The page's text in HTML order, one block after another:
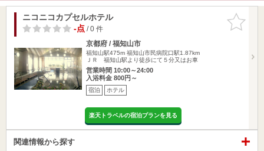
お気に入
りに追加
ニコニコカプセルホテル
-点/ 0 件
京都府 / 福知山市
福知山駅475m 福知山市民病院口駅1.87km
ＪＲ 福知山駅より徒歩にて５分又はお車
営業時間 10:00～24:00
入浴料金 800円～
宿泊 ホテル
楽天トラベルの宿泊プランを見る
関連情報から探す